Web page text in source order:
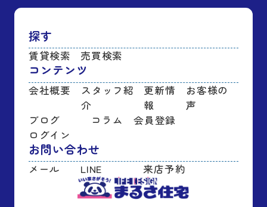
探す
賃貸検索 売買検索
コンテンツ
会社概要
スタッフ紹
介
更新情
報
お客様の
声
ブログ
コラム
会員登録
ログイン
お問い合わせ
メール LINE 来店予約